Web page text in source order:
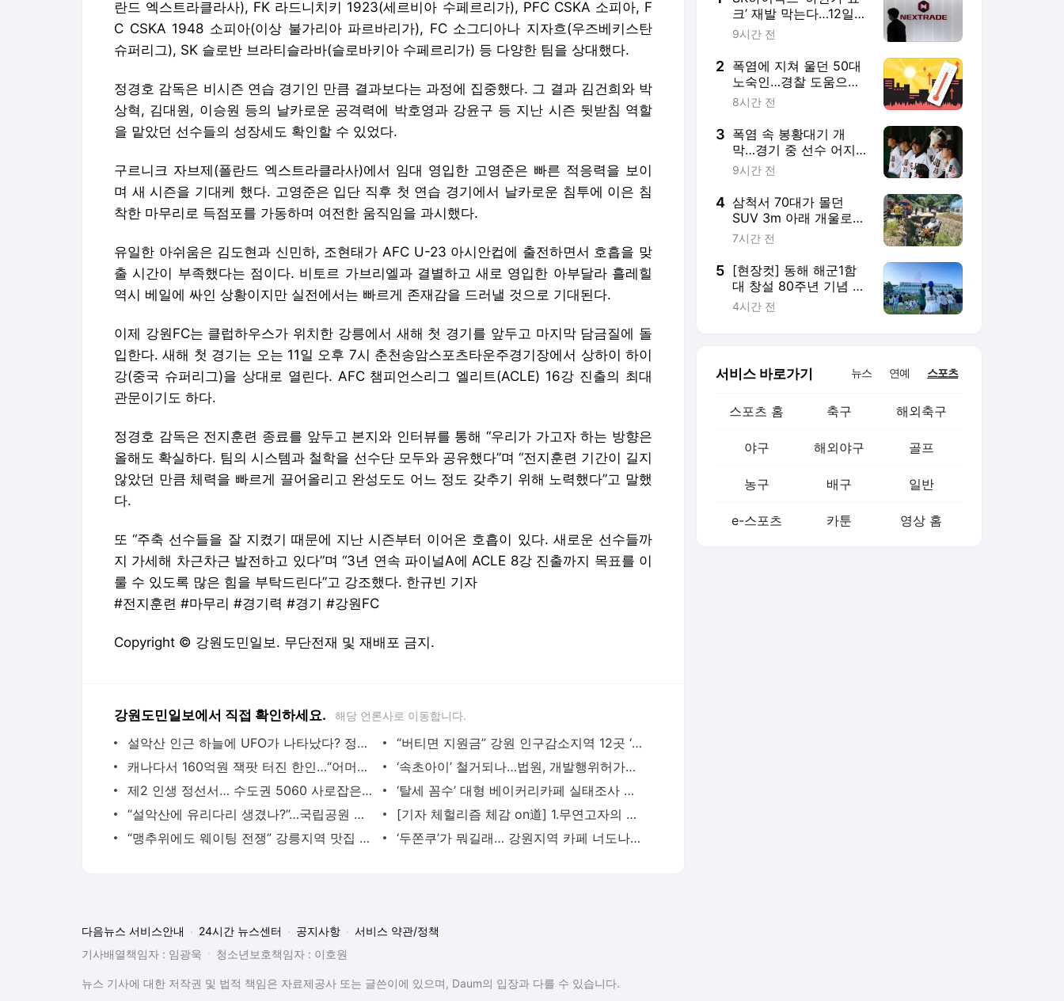
란드 엑스트라클라사), FK 라드니치키 1923(세르비아 수페르리가), PFC CSKA 소피아, F
C CSKA 1948 소피아(이상 불가리아 파르바리가), FC 소그디아나 지자흐(우즈베키스탄
슈퍼리그), SK 슬로반 브라티슬라바(슬로바키아 수페르리가) 등 다양한 팀을 상대했다.
정경호 감독은 비시즌 연습 경기인 만큼 결과보다는 과정에 집중했다. 그 결과 김건희와 박
상혁, 김대원, 이승원 등의 날카로운 공격력에 박호영과 강윤구 등 지난 시즌 뒷받침 역할
을 맡았던 선수들의 성장세도 확인할 수 있었다.
구르니크 자브제(폴란드 엑스트라클라사)에서 임대 영입한 고영준은 빠른 적응력을 보이
며 새 시즌을 기대케 했다. 고영준은 입단 직후 첫 연습 경기에서 날카로운 침투에 이은 침
착한 마무리로 득점포를 가동하며 여전한 움직임을 과시했다.
유일한 아쉬움은 김도현과 신민하, 조현태가 AFC U-23 아시안컵에 출전하면서 호흡을 맞
출 시간이 부족했다는 점이다. 비토르 가브리엘과 결별하고 새로 영입한 아부달라 흘레힐
역시 베일에 싸인 상황이지만 실전에서는 빠르게 존재감을 드러낼 것으로 기대된다.
이제 강원FC는 클럽하우스가 위치한 강릉에서 새해 첫 경기를 앞두고 마지막 담금질에 돌
입한다. 새해 첫 경기는 오는 11일 오후 7시 춘천송암스포츠타운주경기장에서 상하이 하이
강(중국 슈퍼리그)을 상대로 열린다. AFC 챔피언스리그 엘리트(ACLE) 16강 진출의 최대
관문이기도 하다.
정경호 감독은 전지훈련 종료를 앞두고 본지와 인터뷰를 통해 “우리가 가고자 하는 방향은
올해도 확실하다. 팀의 시스템과 철학을 선수단 모두와 공유했다”며 “전지훈련 기간이 길지
않았던 만큼 체력을 빠르게 끌어올리고 완성도도 어느 정도 갖추기 위해 노력했다”고 말했
다.
또 “주축 선수들을 잘 지켰기 때문에 지난 시즌부터 이어온 호흡이 있다. 새로운 선수들까
지 가세해 차근차근 발전하고 있다”며 “3년 연속 파이널A에 ACLE 8강 진출까지 목표를 이
룰 수 있도록 많은 힘을 부탁드린다”고 강조했다. 한규빈 기자
#전지훈련 #마무리 #경기력 #경기 #강원FC
Copyright © 강원도민일보. 무단전재 및 재배포 금지.
강원도민일보에서 직접 확인하세요. 해당 언론사로 이동합니다.
설악산 인근 하늘에 UFO가 나타났다? 정체는 ‘렌즈구름’ - 강원도민일보
“버티면 지원금” 강원 인구감소지역 12곳 ‘청년 근속’에 돈 얹는다…도약장려금 개편 - 강원
캐나다서 160억원 잭팟 터진 한인…“어머니 뵈러 한국 갈것” - 강원도민일보
‘속초아이’ 철거되나…법원, 개발행위허가취소처분 취소 청구 기각 - 강원도민일보
제2 인생 정선서… 수도권 5060 사로잡은 ‘기본소득’ - 강원도민일보
‘탈세 꼼수’ 대형 베이커리카페 실태조사 한다 - 강원도민일보
“설악산에 유리다리 생겼나?”…국립공원 가짜뉴스 주의 당부 - 강원도민일보
[기자 체헐리즘 체감 on道] 1.무연고자의 마지막 길 - 강원도민일보
“맹추위에도 웨이팅 전쟁” 강릉지역 맛집 인기몰이 - 강원도민일보
‘두쫀쿠’가 뭐길래… 강원지역 카페 너도나도 판매 열풍 - 강원도민일보
크’ 재발 막는다…12일부
터 상·하한가 주문 한시
9시간 전
2 폭염에 지쳐 울던 50대
노숙인…경찰 도움으로
30년 만에 가족 품으로
8시간 전
3 폭염 속 봉황대기 개
막…경기 중 선수 어지
럼증으로 일시 중단
9시간 전
4 삼척서 70대가 몰던
SUV 3m 아래 개울로
추락…화재도 잇따라
7시간 전
5 [현장컷] 동해 해군1함
대 창설 80주년 기념 블
랙이글스 축하 비행
4시간 전
서비스 바로가기 뉴스 연예 스포츠
스포츠 홈 축구 해외축구
야구 해외야구 골프
농구 배구 일반
e-스포츠 카툰 영상 홈
다음뉴스 서비스안내 24시간 뉴스센터 공지사항
서비스 약관/정책
기사배열책임자 : 임광욱
청소년보호책임자 : 이호원
뉴스 기사에 대한 저작권 및 법적 책임은 자료제공사 또는 글쓴이에 있으며, Daum의 입장과 다를 수 있습니다.